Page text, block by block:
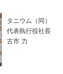
タニウム（同）
代表執行役社長
古市 力